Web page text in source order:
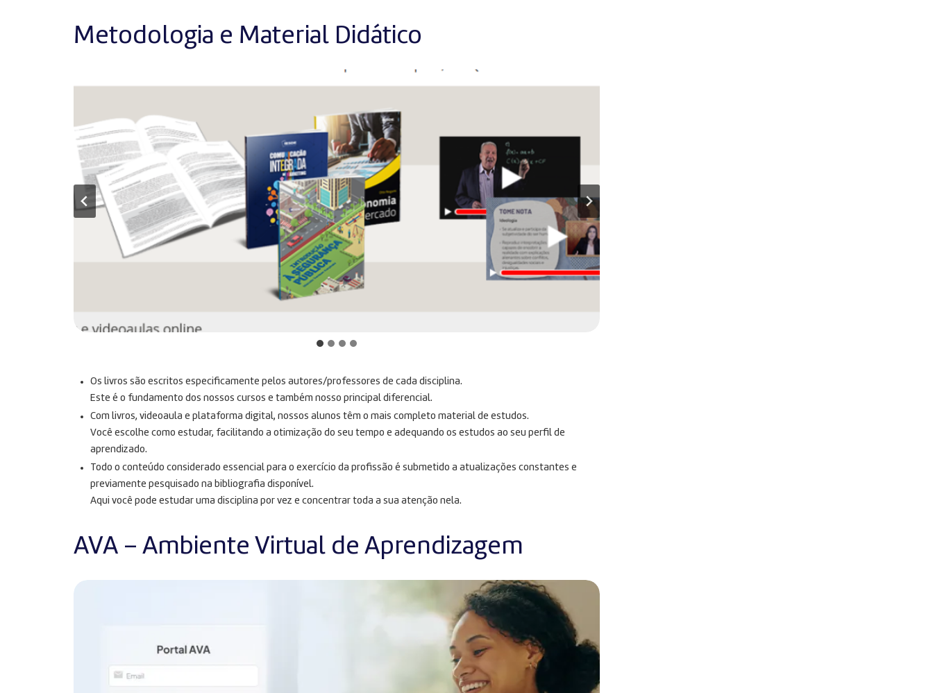
Metodologia e Material Didático
Os livros são escritos especificamente pelos autores/professores de cada disciplina.
Este é o fundamento dos nossos cursos e também nosso principal diferencial.
Com livros, videoaula e plataforma digital, nossos alunos têm o mais completo material de estudos.
Você escolhe como estudar, facilitando a otimização do seu tempo e adequando os estudos ao seu perfil de
aprendizado.
Todo o conteúdo considerado essencial para o exercício da profissão é submetido a atualizações constantes e
previamente pesquisado na bibliografia disponível.
Aqui você pode estudar uma disciplina por vez e concentrar toda a sua atenção nela.
AVA – Ambiente Virtual de Aprendizagem